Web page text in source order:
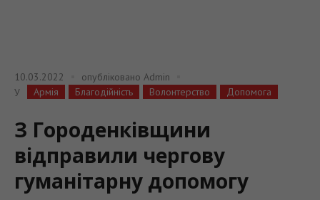
10.03.2022 опубліковано Admin
У
Армія Благодійність Волонтерство Допомога
З Городенківщини
відправили чергову
гуманітарну допомогу